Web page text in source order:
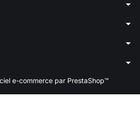
arrow_drop_down
arrow_drop_down
arrow_drop_down
arrow_drop_down
e-commerce par PrestaShop™